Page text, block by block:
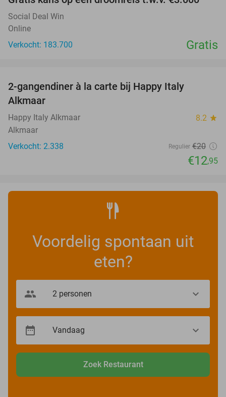
Social Deal Win
Online
Verkocht: 183.700
Gratis
2-gangendiner à la carte bij Happy Italy
Alkmaar
Happy Italy Alkmaar 8.2 star
Alkmaar
Verkocht: 2.338
Regulier €20
€12,95
Voordelig spontaan uit
eten?
Zoek Restaurant